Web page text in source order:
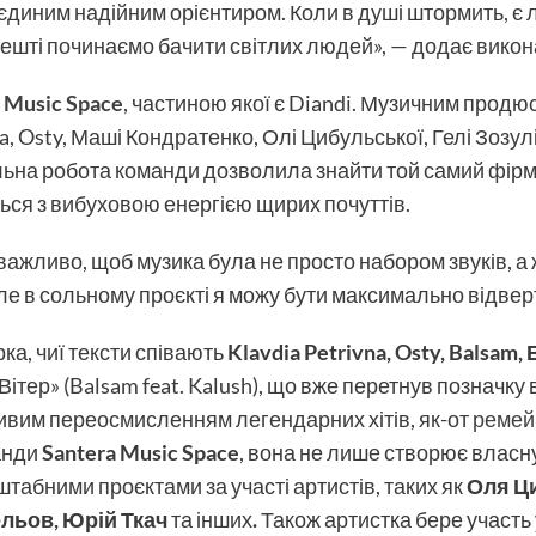
надійним орієнтиром. Коли в душі штормить, є
починаємо бачити світлих людей», — додає
Space, частиною якої є Diandi. Музичним
Osty, Маші Кондратенко, Олі Цибульської, Гелі
робота команди дозволила знайти той самий
з вибуховою енергією щирих почуттів.
щоб музика була не просто набором
в сольному проєкті я можу бути максимально
чиї тексти співаютьKlavdia Petrivna, Osty, Balsam,
(Balsam feat. Kalush), що вже перетнув
переосмисленням легендарних хітів, як-от
Santera Music Space, вона не лише створює
проєктами за участі артистів, таких якОля
Юрій Ткачта інших.Також артистка бере участь